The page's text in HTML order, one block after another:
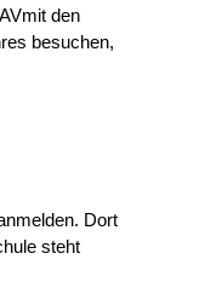
den
besuchen,
Dort
steht